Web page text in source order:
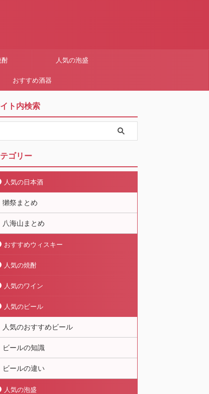
酎 人気の泡盛
おすすめ酒器
ト内検索
ゴリー
人気の日本酒
獺祭まとめ
八海山まとめ
おすすめウィスキー
人気の焼酎
人気のワイン
人気のビール
人気のおすすめビール
ビールの知識
ビールの違い
人気の泡盛